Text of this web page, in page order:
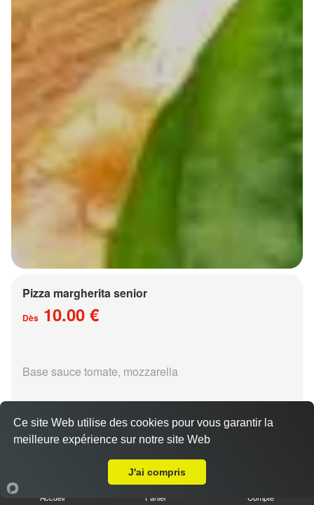
Pizza margherita senior
Dès 10.00 €
Base sauce tomate, mozzarella
15.00 €
Accueil Panier Compte
Ce site Web utilise des cookies pour vous garantir la
meilleure expérience sur notre site Web
J'ai compris